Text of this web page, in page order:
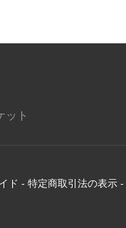
ット
ド - 特定商取引法の表示 -